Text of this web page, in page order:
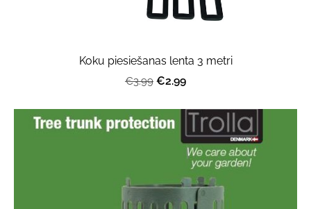
Koku piesiešanas lenta 3 metri
€3.99 €2.99